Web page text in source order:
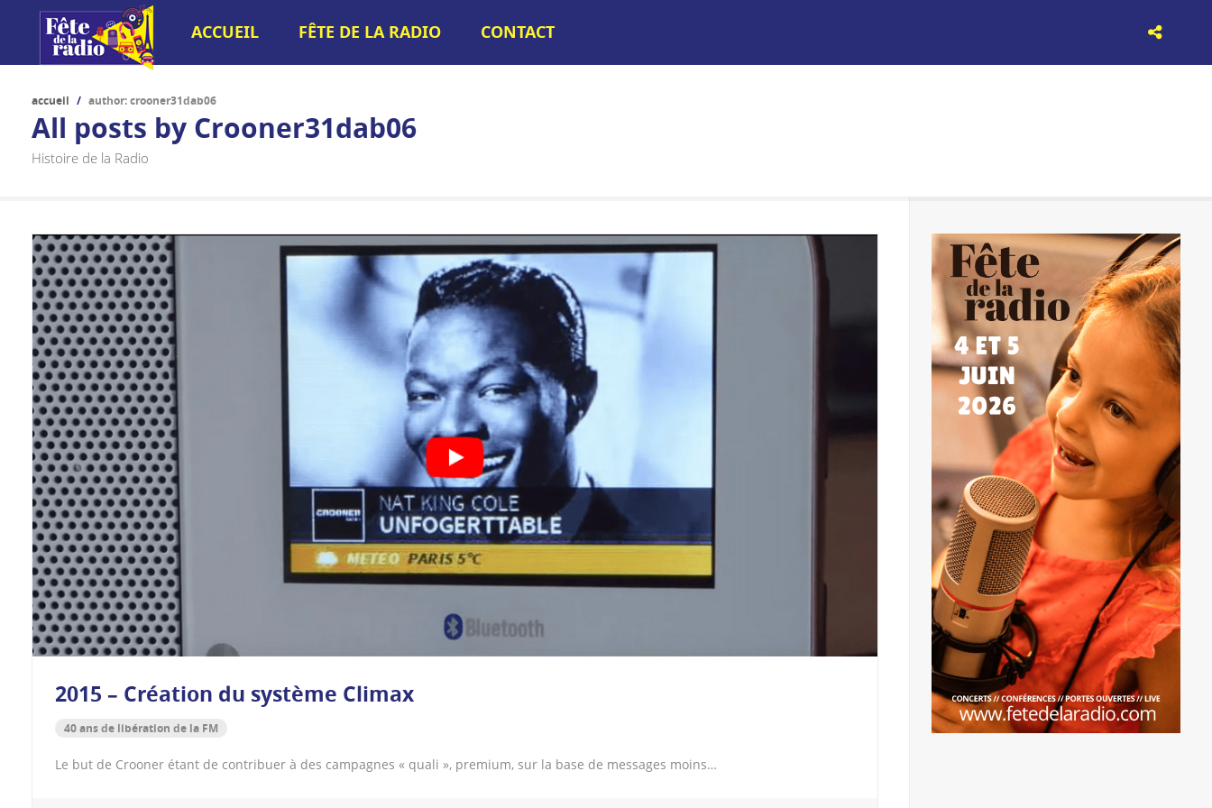
ACCUEIL FÊTE DE LA RADIO CONTACT
accueil / author: crooner31dab06
All posts by Crooner31dab06
Histoire de la Radio
2015 – Création du système Climax
40 ans de libération de la FM
Le but de Crooner étant de contribuer à des campagnes « quali », premium, sur la base de messages moins…